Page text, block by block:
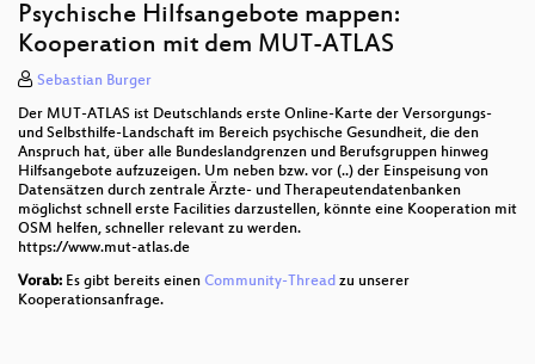
Abschlussveranstaltung
Neues von der OpenRailwayMap
Maßnahmen zur Gewässerunterhaltung managen
mit QGIS, PostGIS und QField
Sozialhelden: Wie barrierefrei ist unser Planet?
Wo bin ich? Lösen von fuzzy wobbling Geo
Locations mit dem QGIS Plugin “CRS Guesser”
Open Geodata and -software im Hochschulstudium
Psychische Hilfsangebote mappen:
Kooperation mit dem MUT-ATLAS
Sebastian Burger
Der MUT-ATLAS ist Deutschlands erste Online-Karte der Versorgungs-
und Selbsthilfe-Landschaft im Bereich psychische Gesundheit, die den
Anspruch hat, über alle Bundeslandgrenzen und Berufsgruppen hinweg
Hilfsangebote aufzuzeigen. Um neben bzw. vor (..) der Einspeisung von
Datensätzen durch zentrale Ärzte- und Therapeutendatenbanken
möglichst schnell erste Facilities darzustellen, könnte eine Kooperation mit
OSM helfen, schneller relevant zu werden.
https://www.mut-atlas.de
Vorab: Es gibt bereits einen Community-Thread zu unserer
Kooperationsanfrage.